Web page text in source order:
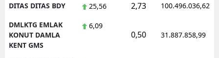
DITAS DITAS BDY 25,56 2,73 100.496.036,62
DMLKTG EMLAK
KONUT DAMLA
KENT GMS
6,09
0,50 31.887.858,99